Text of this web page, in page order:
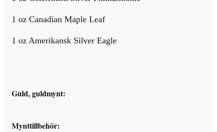
1 oz Canadian Maple Leaf
1 oz Amerikansk Silver Eagle
Guld, guldmynt:
Mynttillbehör: